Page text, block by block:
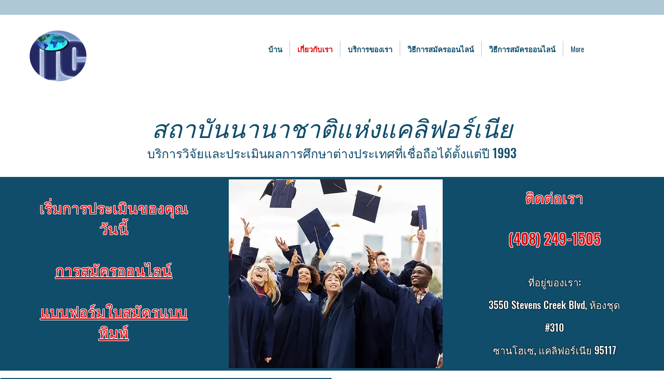
บ้าน เกี่ยวกับเรา บริการของเรา วิธีการสมัครออนไลน์ วิธีการสมัครออนไลน์ More
สถาบันนานาชาติแห่งแคลิฟอร์เนีย
บริการวิจัยและประเมินผลการศึกษาต่างประเทศที่เชื่อถือได้ตั้งแต่ปี 1993
เริ่มการประเมินของคุณ
วันนี้
การสมัครออนไลน์
แบบฟอร์มใบสมัครแบบ
พิมพ์
ติดต่อเรา
(408) 249-1505
ที่อยู่ของเรา:
3550 Stevens Creek Blvd, ห้องชุด
#310
ซานโฮเซ, แคลิฟอร์เนีย 95117